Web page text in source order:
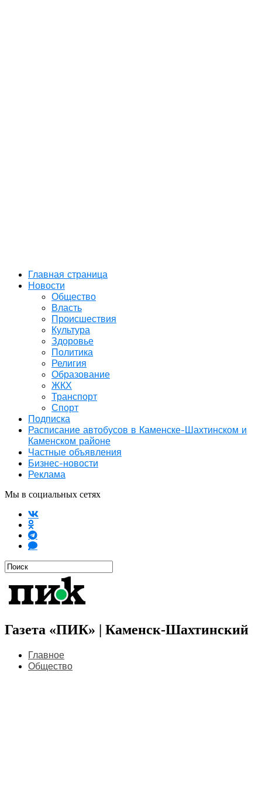
Главная страница
Новости
Общество
Власть
Происшествия
Культура
Здоровье
Политика
Религия
Образование
ЖКХ
Транспорт
Спорт
Подписка
Расписание автобусов в Каменске-Шахтинском и
Каменском районе
Частные объявления
Бизнес-новости
Реклама
Мы в социальных сетях
Газета «ПИК» | Каменск-Шахтинский
Главное
Общество